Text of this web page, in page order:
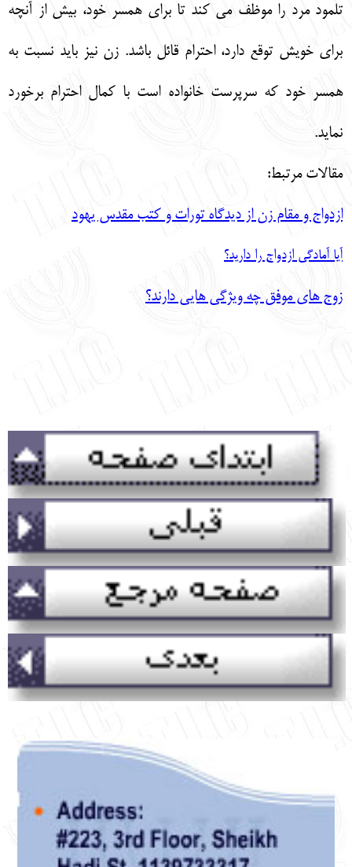
تلمود مرد را موظف مي كند تا براي همسر خود، بيش از آنچه
براي خويش توقع دارد، احترام قائل باشد. زن نيز بايد نسبت به
همسر خود كه سرپرست خانواده است با كمال احترام برخورد
نمايد.
مقالات مرتبط:
ازدواج و مقام زن از دیدگاه تورات و کتب مقدس یهود
آیا آمادگی ازدواج را دارید؟
زوج های موفق چه ویژگی هایی دارند؟